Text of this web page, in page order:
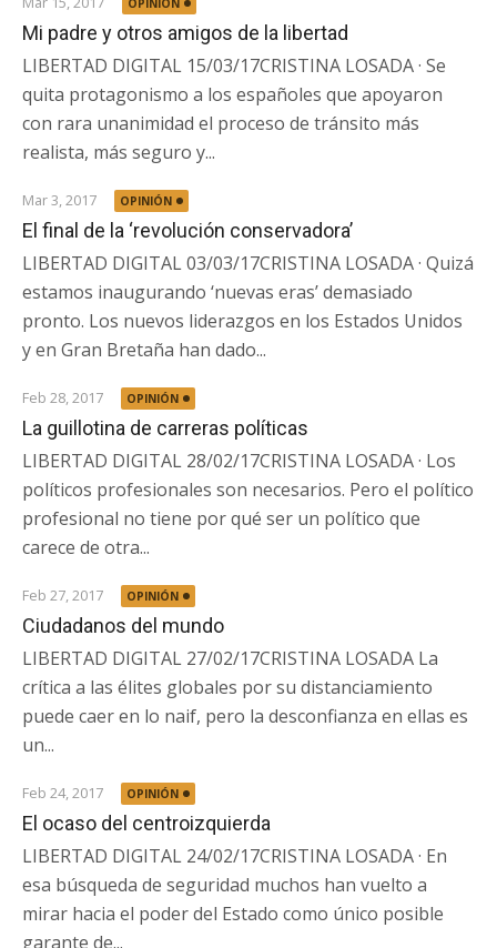
OPINIÓN
Mi padre y otros amigos de la libertad
LIBERTAD DIGITAL 15/03/17CRISTINA LOSADA · Se
quita protagonismo a los españoles que apoyaron
con rara unanimidad el proceso de tránsito más
realista, más seguro y...
Mar 3, 2017 OPINIÓN
El final de la ‘revolución conservadora’
LIBERTAD DIGITAL 03/03/17CRISTINA LOSADA · Quizá
estamos inaugurando ‘nuevas eras’ demasiado
pronto. Los nuevos liderazgos en los Estados Unidos
y en Gran Bretaña han dado...
Feb 28, 2017 OPINIÓN
La guillotina de carreras políticas
LIBERTAD DIGITAL 28/02/17CRISTINA LOSADA · Los
políticos profesionales son necesarios. Pero el político
profesional no tiene por qué ser un político que
carece de otra...
Feb 27, 2017 OPINIÓN
Ciudadanos del mundo
LIBERTAD DIGITAL 27/02/17CRISTINA LOSADA La
crítica a las élites globales por su distanciamiento
puede caer en lo naif, pero la desconfianza en ellas es
un...
Feb 24, 2017 OPINIÓN
El ocaso del centroizquierda
LIBERTAD DIGITAL 24/02/17CRISTINA LOSADA · En
esa búsqueda de seguridad muchos han vuelto a
mirar hacia el poder del Estado como único posible
garante de...